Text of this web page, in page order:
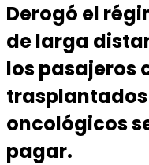
Derogó el
de larga
los pasajeros
oncológicos
pagar.